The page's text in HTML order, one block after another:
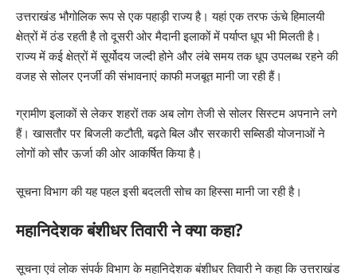
उत्तराखंड भौगोलिक रूप से एक पहाड़ी राज्य है। यहां एक तरफ ऊंचे हिमालयी
क्षेत्रों में ठंड रहती है तो दूसरी ओर मैदानी इलाकों में पर्याप्त धूप भी मिलती है।
राज्य में कई क्षेत्रों में सूर्योदय जल्दी होने और लंबे समय तक धूप उपलब्ध रहने की
वजह से सोलर एनर्जी की संभावनाएं काफी मजबूत मानी जा रही हैं।
ग्रामीण इलाकों से लेकर शहरों तक अब लोग तेजी से सोलर सिस्टम अपनाने लगे
हैं। खासतौर पर बिजली कटौती, बढ़ते बिल और सरकारी सब्सिडी योजनाओं ने
लोगों को सौर ऊर्जा की ओर आकर्षित किया है।
सूचना विभाग की यह पहल इसी बदलती सोच का हिस्सा मानी जा रही है।
महानिदेशक बंशीधर तिवारी ने क्या कहा?
सूचना एवं लोक संपर्क विभाग के महानिदेशक बंशीधर तिवारी ने कहा कि उत्तराखंड